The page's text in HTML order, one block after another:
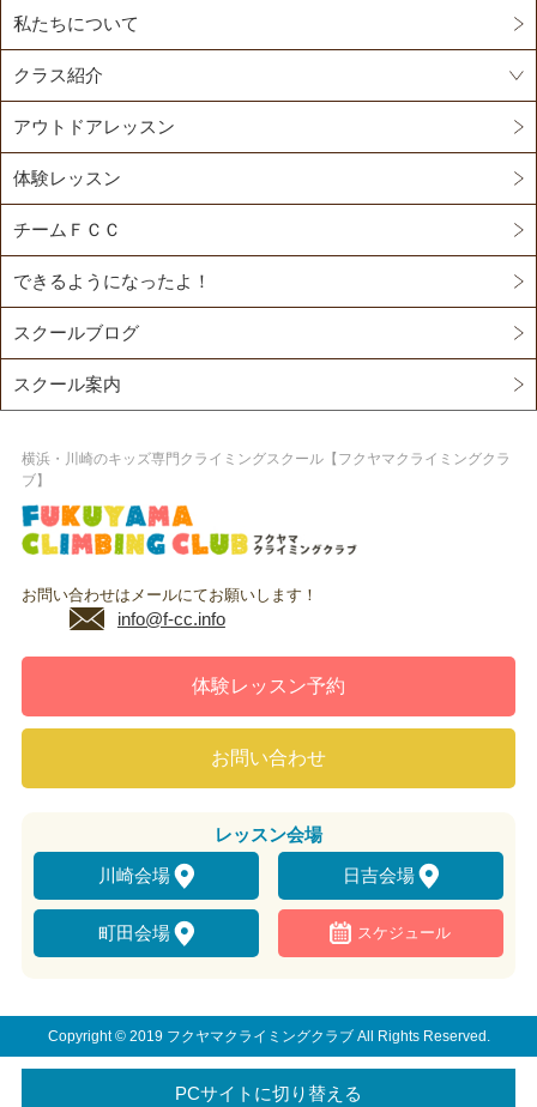
私たちについて
クラス紹介
アウトドアレッスン
体験レッスン
チームＦＣＣ
できるようになったよ！
スクールブログ
スクール案内
横浜・川崎のキッズ専門クライミングスクール【フクヤマクライミングクラ
ブ】
お問い合わせはメールにてお願いします！
info@f-cc.info
体験レッスン予約
お問い合わせ
レッスン会場
川崎会場
日吉会場
町田会場 スケジュール
Copyright © 2019 フクヤマクライミングクラブ All Rights Reserved.
PCサイトに切り替える